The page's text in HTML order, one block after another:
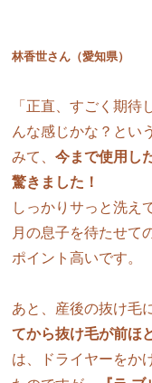
林香世さん（愛知県）
「正直、すごく期
んな感じかな？とい
みて、今まで使用し
驚きました！
しっかりサっと洗え
月の息子を待たせて
ポイント高いです。
あと、産後の抜け毛
てから抜け毛が前ほ
は、ドライヤーをか